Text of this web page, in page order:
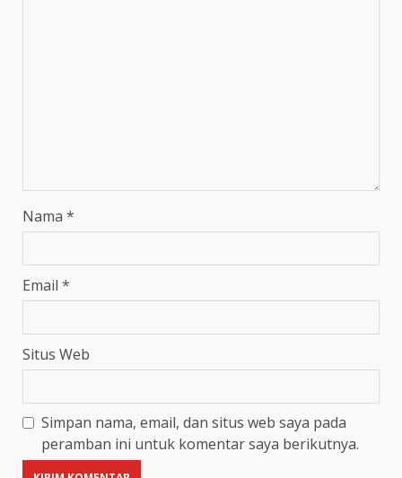
Nama *
Email *
Situs Web
Simpan nama, email, dan situs web saya pada
peramban ini untuk komentar saya berikutnya.